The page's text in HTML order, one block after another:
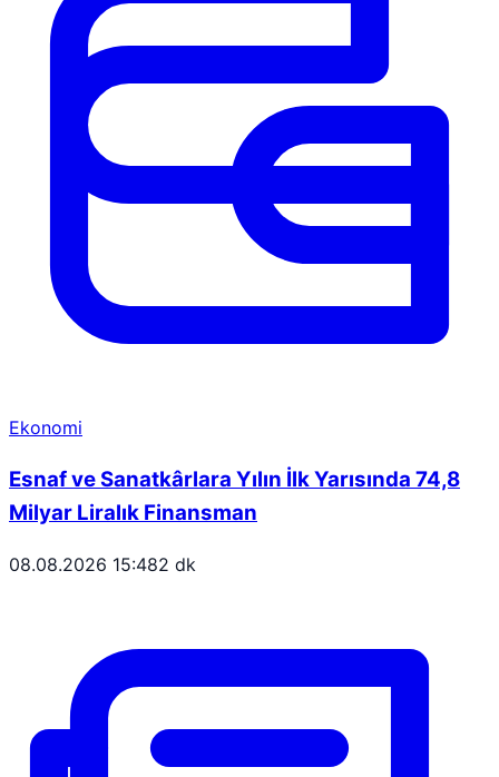
Ekonomi
Esnaf ve Sanatkârlara Yılın İlk Yarısında 74,8
Milyar Liralık Finansman
08.08.2026 15:482 dk